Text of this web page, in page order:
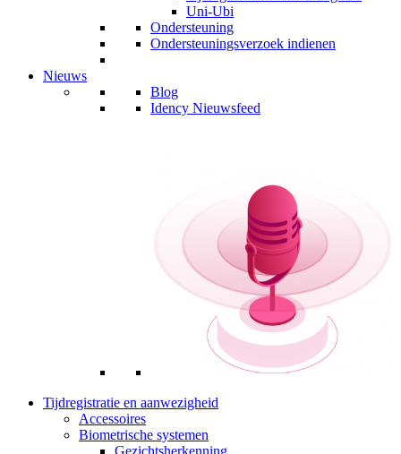
Uni-Ubi
Ondersteuning
Ondersteuningsverzoek indienen
Nieuws
Blog
Idency Nieuwsfeed
Tijdregistratie en aanwezigheid
Accessoires
Biometrische systemen